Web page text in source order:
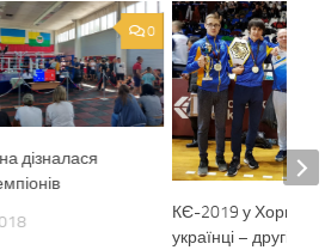
0
дізналася
КЄ-2019 у Хорватії:
українці – другі в